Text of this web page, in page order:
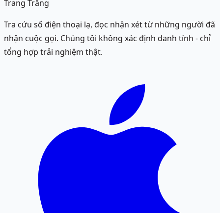
Trang Trắng
Tra cứu số điện thoại lạ, đọc nhận xét từ những người đã
nhận cuộc gọi. Chúng tôi không xác định danh tính - chỉ
tổng hợp trải nghiệm thật.